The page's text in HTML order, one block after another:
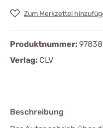
Zum Merkzettel
Produktnummer:
Verlag: CLV
Beschreibung